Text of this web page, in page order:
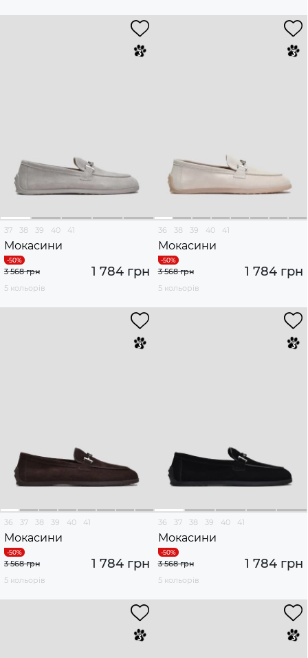
37 38 39 40 41
Мокасини
1 784 грн
3 568 грн
5 кольорів
36 38 39 40 41
Мокасини
1 784 грн
3 568 грн
5 кольорів
36 37 38 39 40 41
Мокасини
1 784 грн
3 568 грн
5 кольорів
36 37 38 39 40 41
Мокасини
1 784 грн
3 568 грн
5 кольорів